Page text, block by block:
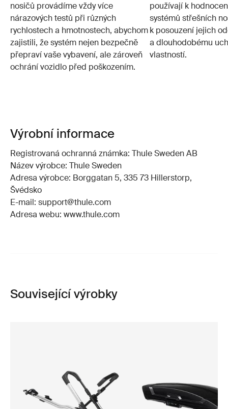
nosičů provádíme vždy více
nárazových testů při různých
rychlostech a hmotnostech, abychom
zajistili, že systém nejen bezpečně
přepraví vaše vybavení, ale zároveň
ochrání vozidlo před poškozením.
používají k
systémů střešních
k posouzení jejich
a dlouhodobému
vlastností.
Výrobní informace
Registrovaná ochranná známka: Thule Sweden AB
Název výrobce: Thule Sweden
Adresa výrobce: Borggatan 5, 335 73 Hillerstorp,
Švédsko
E-mail: support@thule.com
Adresa webu: www.thule.com
Související výrobky